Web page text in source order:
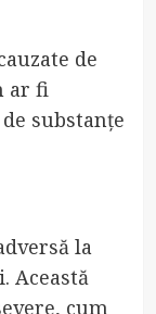
de
ar fi
substanțe
la
Această
cum